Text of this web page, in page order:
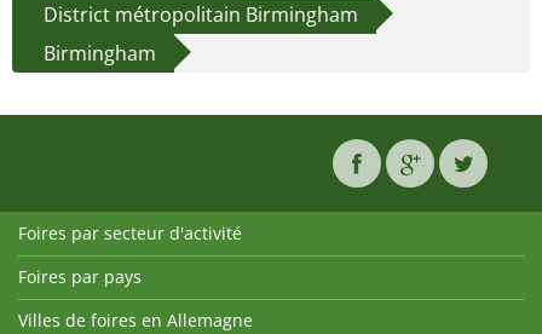
District métropolitain Birmingham
Birmingham
Foires par secteur d'activité
Foires par pays
Villes de foires en Allemagne